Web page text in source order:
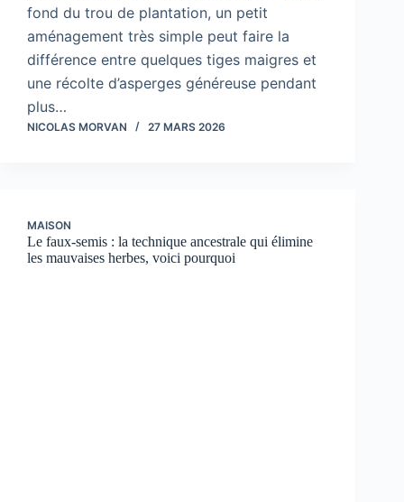
fond du trou de plantation, un petit
aménagement très simple peut faire la
différence entre quelques tiges maigres et
une récolte d’asperges généreuse pendant
plus…
NICOLAS MORVAN 27 MARS 2026
MAISON
Le faux-semis : la technique ancestrale qui élimine
les mauvaises herbes, voici pourquoi